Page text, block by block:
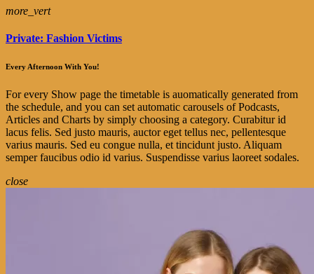
more_vert
Private: Fashion Victims
Every Afternoon With You!
For every Show page the timetable is auomatically generated from
the schedule, and you can set automatic carousels of Podcasts,
Articles and Charts by simply choosing a category. Curabitur id
lacus felis. Sed justo mauris, auctor eget tellus nec, pellentesque
varius mauris. Sed eu congue nulla, et tincidunt justo. Aliquam
semper faucibus odio id varius. Suspendisse varius laoreet sodales.
close